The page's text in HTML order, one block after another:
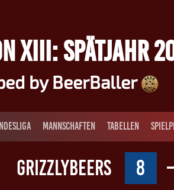
XIII: SPÄTJAHR
by BeerBaller
MANNSCHAFTEN TABELLEN
GRIZZLYBEERS 8